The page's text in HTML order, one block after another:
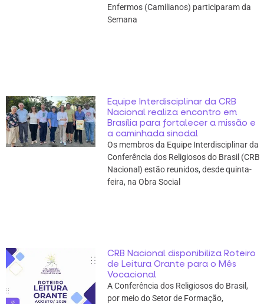
Enfermos (Camilianos) participaram da
Semana
Equipe Interdisciplinar da CRB
Nacional realiza encontro em
Brasília para fortalecer a missão e
a caminhada sinodal
Os membros da Equipe Interdisciplinar da
Conferência dos Religiosos do Brasil (CRB
Nacional) estão reunidos, desde quinta-
feira, na Obra Social
CRB Nacional disponibiliza Roteiro
de Leitura Orante para o Mês
Vocacional
A Conferência dos Religiosos do Brasil,
por meio do Setor de Formação,